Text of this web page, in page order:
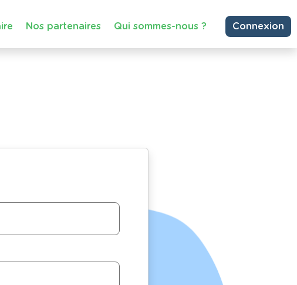
Nos partenaires Qui sommes-nous ? Connexion